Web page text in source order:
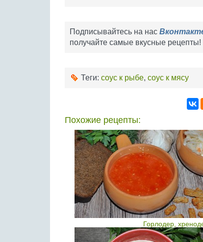
Подписывайтесь на нас
получайте самые вкусные рецепты!
Теги: соус к рыбе, соус к мясу
Похожие рецепты:
Горлодер,